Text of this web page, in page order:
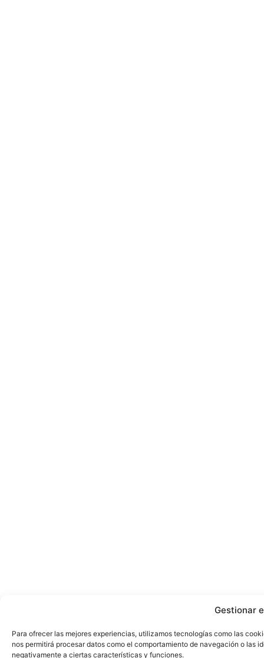
Gestionar
Para ofrecer las mejores experiencias, utilizamos tecnologías como las
nos permitirá procesar datos como el comportamiento de navegación o
negativamente a ciertas características y funciones.